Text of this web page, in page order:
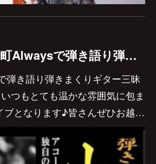
2026/8/11は神戸元町Alwaysで弾き語り弾きまくりギター三昧♪
弾き語り弾きまくりギター三昧
つもとても温かな雰囲気に包ま
ブとなります♪皆さんぜひお越…